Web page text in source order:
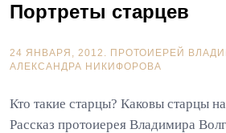
Портреты старцев
24 ЯНВАРЯ, 2012. ПРОТОИЕРЕЙ
АЛЕКСАНДРА НИКИФОРОВА
Кто такие старцы? Каковы старцы
Рассказ протоиерея Владимира